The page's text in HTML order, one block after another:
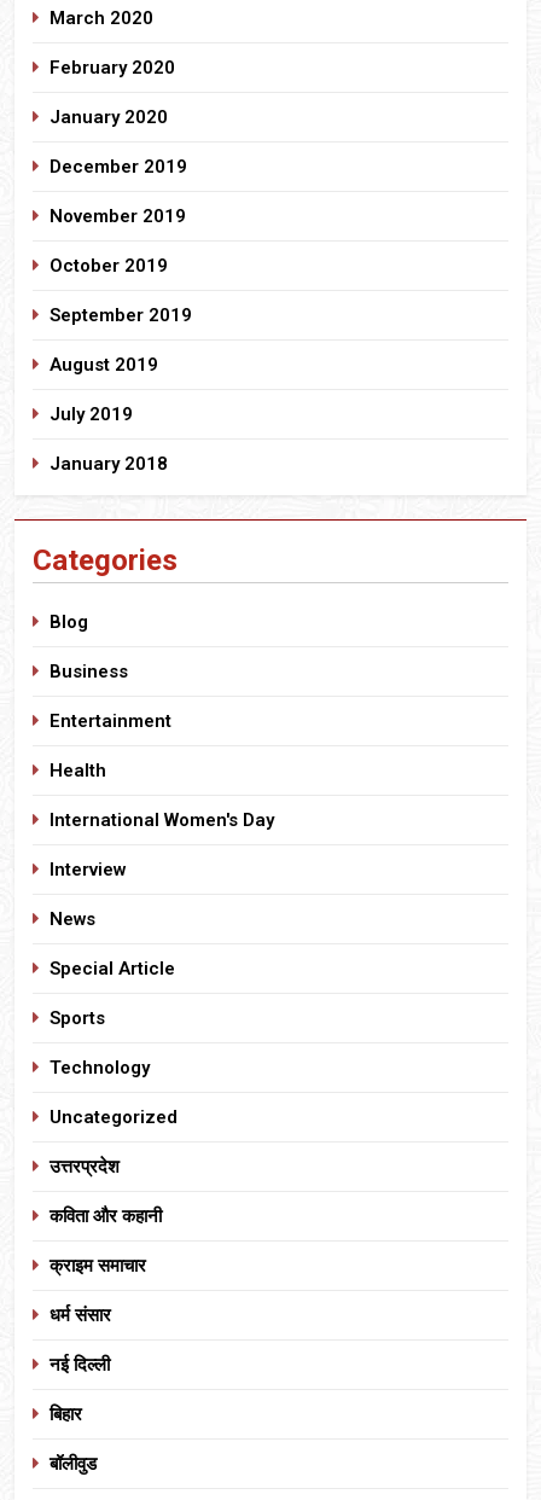
March 2020
February 2020
January 2020
December 2019
November 2019
October 2019
September 2019
August 2019
July 2019
January 2018
Categories
Blog
Business
Entertainment
Health
International Women's Day
Interview
News
Special Article
Sports
Technology
Uncategorized
उत्तरप्रदेश
कविता और कहानी
क्राइम समाचार
धर्म संसार
नई दिल्ली
बिहार
बॉलीवुड